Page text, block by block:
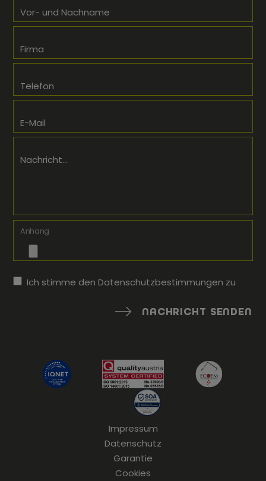
Vor- und Nachname
Firma
Telefon
E-Mail
Nachricht...
Anhang
Ich stimme den Datenschutzbestimmungen zu
NACHRICHT SENDEN
Impressum
Datenschutz
Garantie
Cookies